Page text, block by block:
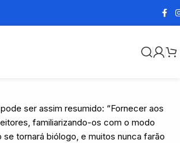
ser assim resumido: “Fornecer aos
familiarizando-os com o modo
tornará biólogo, e muitos nunca farão